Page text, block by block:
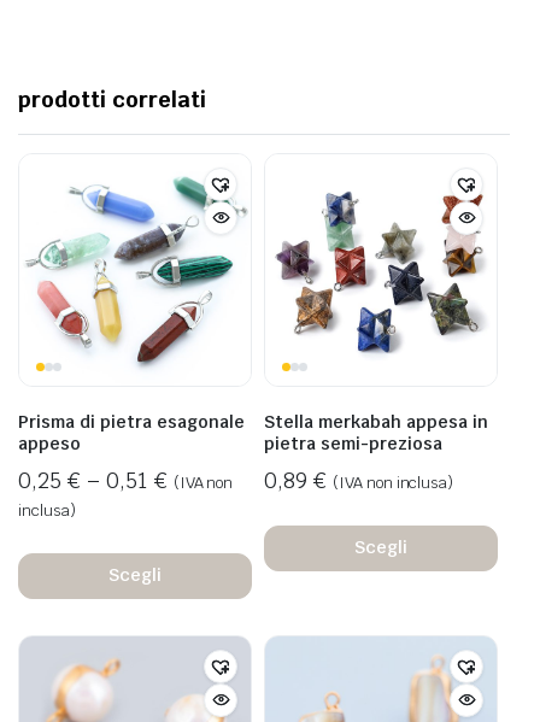
prodotti correlati
Prisma di pietra esagonale
appeso
0,25 € – 0,51 € (IVA non
inclusa)
Scegli
Stella merkabah appesa in
pietra semi-preziosa
0,89 € (IVA non inclusa)
Scegli